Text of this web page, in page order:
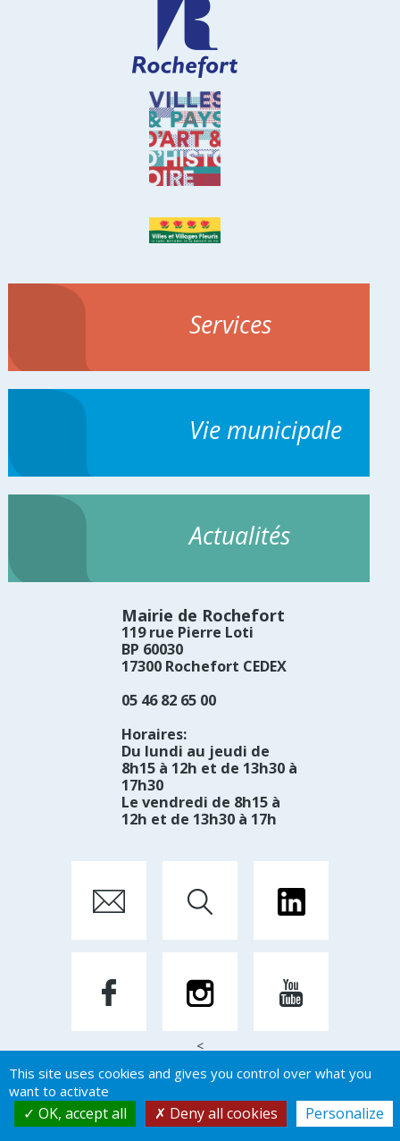
Services
Vie municipale
Actualités
Mairie de Rochefort
119 rue Pierre Loti
BP 60030
17300 Rochefort CEDEX
05 46 82 65 00
Horaires:
Du lundi au jeudi de
8h15 à 12h et de 13h30 à
17h30
Le vendredi de 8h15 à
12h et de 13h30 à 17h
<
Mentions Légales
Par Créateur d'image
This site uses cookies and gives you control over what you
want to activate
OK, accept all Deny all cookies Personalize